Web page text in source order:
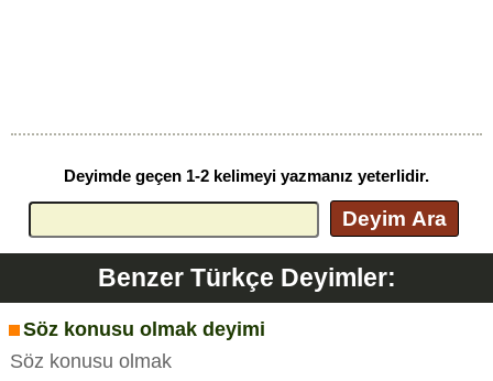
Deyimde geçen 1-2 kelimeyi yazmanız yeterlidir.
Deyim Ara
Benzer Türkçe Deyimler:
Söz konusu olmak deyimi
Söz konusu olmak